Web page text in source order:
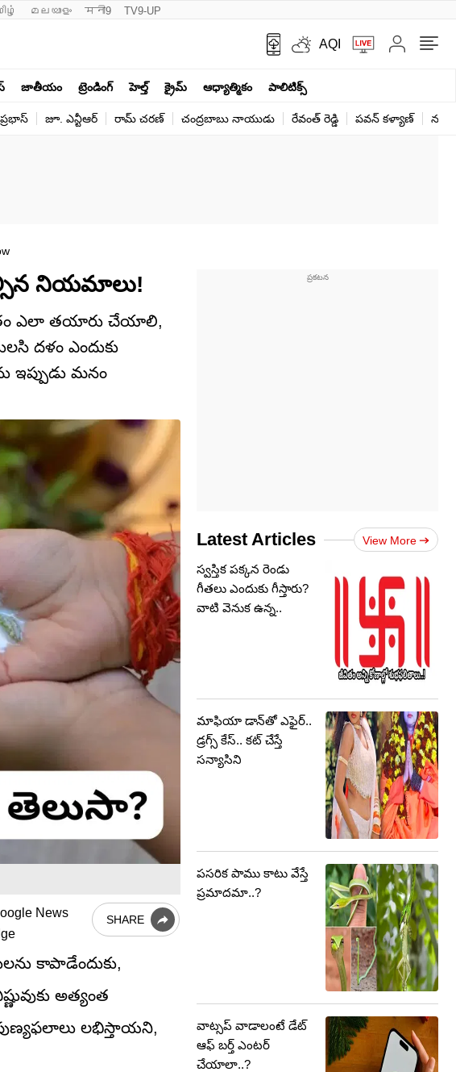
മലയാളം मनी9 TV9-UP
AQI
జాతీయం ట్రెండింగ్ హెల్త్‌ క్రైమ్ ఆధ్యాత్మికం పాలిటిక్స్‌
ప్రభాస్ జూ. ఎన్టీఆర్ రామ్ చ‌ర‌ణ్‌ చంద్రబాబు నాయుడు రేవంత్ రెడ్డి పవన్ కళ్యాణ్
నియమాలు!
ఎలా తయారు చేయాలి,
దళం ఎందుకు
ఇప్పుడు మనం
SHARE
కాపాడేందుకు,
అత్యంత
లభిస్తాయని,
Latest Articles View More
స్వస్తిక పక్కన రెండు
గీతలు ఎందుకు గీస్తారు?
వాటి వెనుక ఉన్న..
మాఫియా డాన్‌తో ఎఫైర్..
డ్రగ్స్ కేస్.. కట్ చేస్తే
సన్యాసిని
పసరిక పాము కాటు వేస్తే
ప్రమాదమా..?
వాట్సప్ వాడాలంటే డేట్
ఆఫ్ బర్త్ ఎంటర్
చేయాలా..?